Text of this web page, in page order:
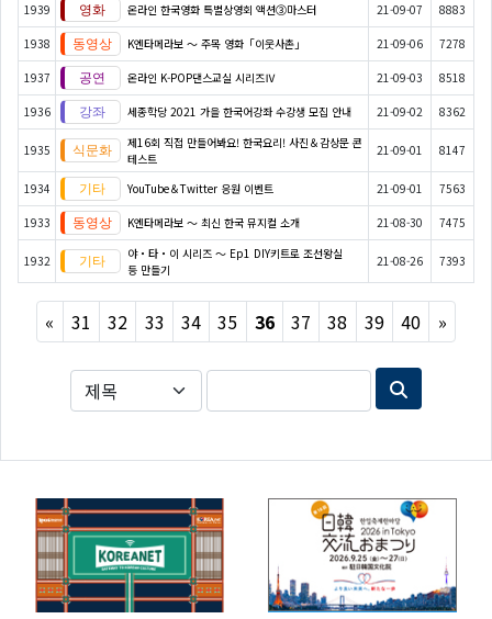
1939 온라인 한국영화 특별상영회 액션③마스터 21-09-07 8883
1938 K엔타메라보 ～ 주목 영화「이웃사촌」 21-09-06 7278
1937 온라인 K-POP댄스교실 시리즈Ⅳ 21-09-03 8518
1936 세종학당 2021 가을 한국어강좌 수강생 모집 안내 21-09-02 8362
1935
제16회 직접 만들어봐요! 한국요리! 사진＆감상문 콘
테스트
21-09-01 8147
1934 YouTube＆Twitter 응원 이벤트 21-09-01 7563
1933 K엔타메라보 ～ 최신 한국 뮤지컬 소개 21-08-30 7475
1932
야・타・이 시리즈 〜 Ep1 DIY키트로 조선왕실
등 만들기
21-08-26 7393
« Previous
31 32 33 34 35 36 37 38 39 40 »Next